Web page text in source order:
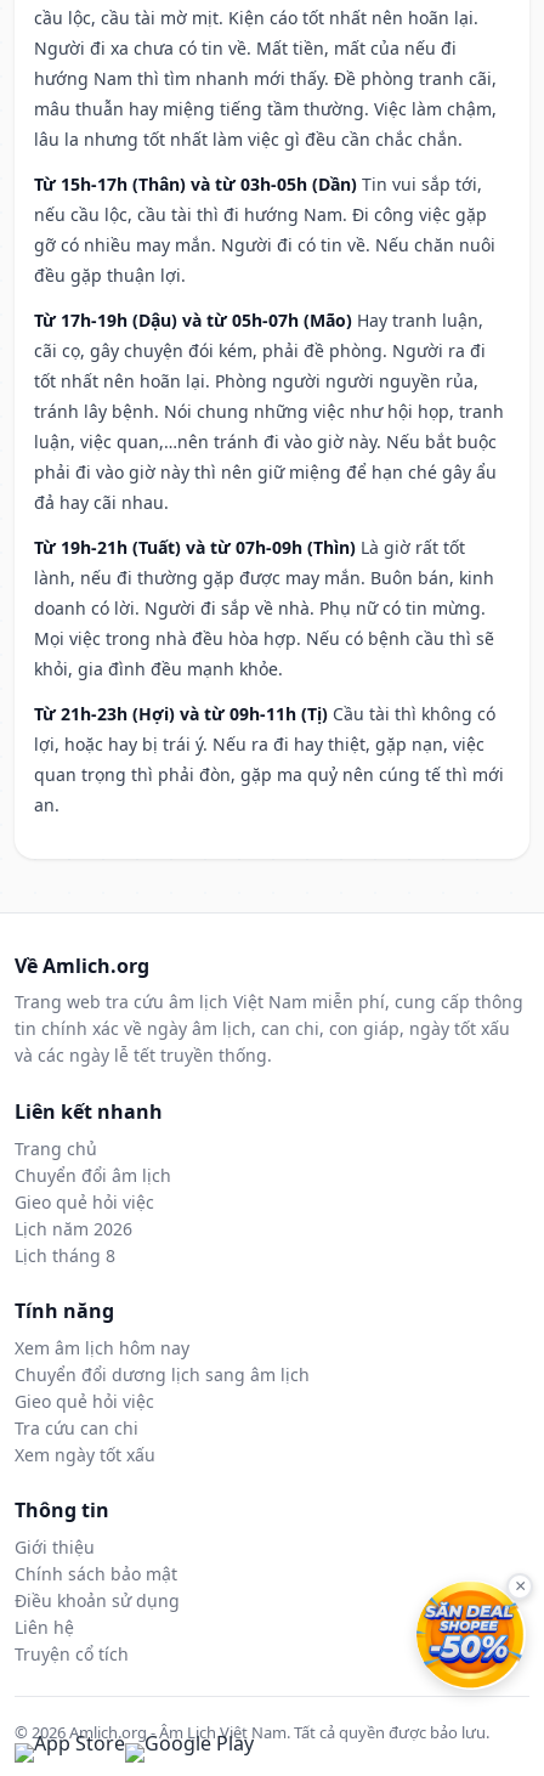
cầu lộc, cầu tài mờ mịt. Kiện cáo tốt nhất nên hoãn lại.
Người đi xa chưa có tin về. Mất tiền, mất của nếu đi
hướng Nam thì tìm nhanh mới thấy. Đề phòng tranh cãi,
mâu thuẫn hay miệng tiếng tầm thường. Việc làm chậm,
lâu la nhưng tốt nhất làm việc gì đều cần chắc chắn.
Từ 15h-17h (Thân) và từ 03h-05h (Dần) Tin vui sắp tới,
nếu cầu lộc, cầu tài thì đi hướng Nam. Đi công việc gặp
gỡ có nhiều may mắn. Người đi có tin về. Nếu chăn nuôi
đều gặp thuận lợi.
Từ 17h-19h (Dậu) và từ 05h-07h (Mão) Hay tranh luận,
cãi cọ, gây chuyện đói kém, phải đề phòng. Người ra đi
tốt nhất nên hoãn lại. Phòng người người nguyền rủa,
tránh lây bệnh. Nói chung những việc như hội họp, tranh
luận, việc quan,…nên tránh đi vào giờ này. Nếu bắt buộc
phải đi vào giờ này thì nên giữ miệng để hạn ché gây ẩu
đả hay cãi nhau.
Từ 19h-21h (Tuất) và từ 07h-09h (Thìn) Là giờ rất tốt
lành, nếu đi thường gặp được may mắn. Buôn bán, kinh
doanh có lời. Người đi sắp về nhà. Phụ nữ có tin mừng.
Mọi việc trong nhà đều hòa hợp. Nếu có bệnh cầu thì sẽ
khỏi, gia đình đều mạnh khỏe.
Từ 21h-23h (Hợi) và từ 09h-11h (Tị) Cầu tài thì không có
lợi, hoặc hay bị trái ý. Nếu ra đi hay thiệt, gặp nạn, việc
quan trọng thì phải đòn, gặp ma quỷ nên cúng tế thì mới
an.
Về Amlich.org
Trang web tra cứu âm lịch Việt Nam miễn phí, cung cấp thông
tin chính xác về ngày âm lịch, can chi, con giáp, ngày tốt xấu
và các ngày lễ tết truyền thống.
Liên kết nhanh
Trang chủ
Chuyển đổi âm lịch
Gieo quẻ hỏi việc
Lịch năm 2026
Lịch tháng 8
Tính năng
Xem âm lịch hôm nay
Chuyển đổi dương lịch sang âm lịch
Gieo quẻ hỏi việc
Tra cứu can chi
Xem ngày tốt xấu
Thông tin
Giới thiệu
Chính sách bảo mật
Điều khoản sử dụng
Liên hệ
Truyện cổ tích
© 2026 Amlich.org - Âm Lịch Việt Nam. Tất cả quyền được bảo lưu.
×